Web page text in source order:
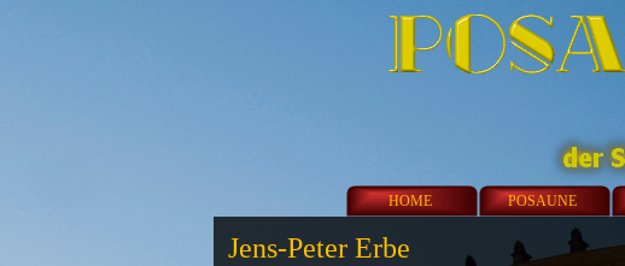
HOME POSAUNE
Jens-Peter Erbe